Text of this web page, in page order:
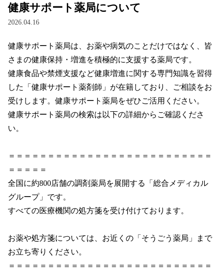
総合メディカルグループ
お問い合わせ
健康サポート薬局について
2026.04.16
健康サポート薬局は、お薬や病気のことだけではなく、皆
さまの健康保持・増進を積極的に支援する薬局です。
健康食品や禁煙支援など健康増進に関する専門知識を習得
した「健康サポート薬剤師」が在籍しており、ご相談をお
受けします。健康サポート薬局をぜひご活用ください。
健康サポート薬局の検索は以下の詳細からご確認くださ
い。
＝＝＝＝＝＝＝＝＝＝＝＝＝＝＝＝＝＝＝＝＝＝＝＝＝＝
＝＝＝＝＝
全国に約800店舗の調剤薬局を展開する「総合メディカル
グループ」です。
すべての医療機関の処方箋を受け付けております。
お薬や処方箋については、お近くの「そうごう薬局」まで
お立ち寄りください。
＝＝＝＝＝＝＝＝＝＝＝＝＝＝＝＝＝＝＝＝＝＝＝＝＝＝